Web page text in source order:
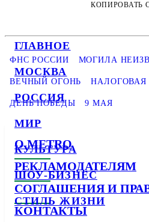
ГЛАВНОЕ
МОСКВА
РОССИЯ
МИР
КУЛЬТУРА
ШОУ-БИЗНЕС
СТИЛЬ ЖИЗНИ
КОПИРОВАТЬ
ФНС РОССИИ МОГИЛА
ВЕЧНЫЙ ОГОНЬ
ДЕНЬ ПОБЕДЫ 9 МАЯ
О METRO
РЕКЛАМОДАТЕЛЯМ
СОГЛАШЕНИЯ И
КОНТАКТЫ